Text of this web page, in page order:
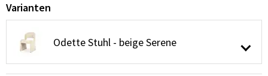
Varianten
Odette Stuhl - beige Serene